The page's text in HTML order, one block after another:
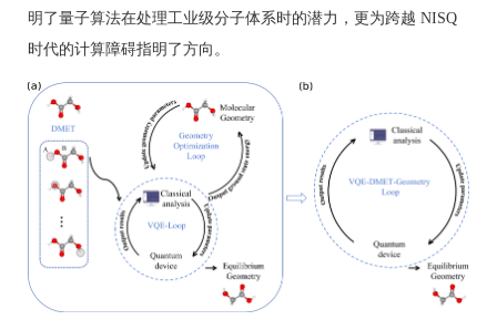
明了量子算法在处理工业级分子体系时的潜力，更为跨越 NISQ
时代的计算障碍指明了方向。